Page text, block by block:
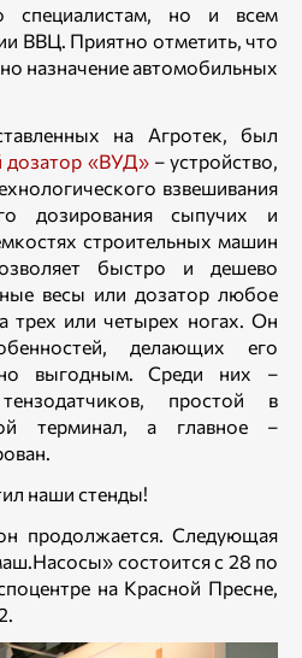
специалистам, но и всем
ВВЦ. Приятно отметить, что
назначение автомобильных
на Агротек, был
дозатор «ВУД»– устройство,
взвешивания
дозирования сыпучих и
строительных машин
быстро и дешево
весы или дозатор любое
трех или четырех ногах. Он
делающих его
выгодным. Среди них –
простой в
терминал, а главное –
наши стенды!
продолжается. Следующая
состоится с 28 по
на Красной Пресне,